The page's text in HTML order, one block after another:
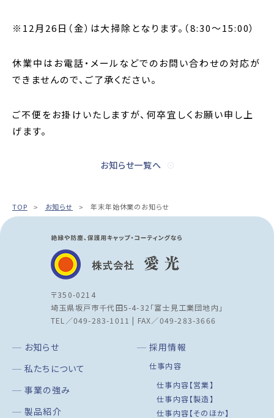
※12月26日（金）は大掃除となります。（8:30～15:00）
休業中はお電話・メールなどでのお問い合わせの対応が
できませんので、ご了承ください。
ご不便をお掛けいたしますが、何卒宜しくお願い申し上
げます。
お知らせ一覧へ
TOP お知らせ 年末年始休業のお知らせ
〒350-0214
埼玉県坂戸市千代田5-4-32「富士見工業団地内」
TEL／049-283-1011 | FAX／049-283-3666
お知らせ
私たちについて
事業の強み
製品紹介
採用情報
仕事内容
仕事内容【営業】
仕事内容【製造】
仕事内容【そのほか】